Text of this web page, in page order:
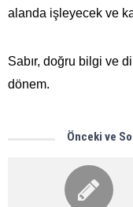
alanda işleyecek ve
Sabır, doğru bilgi ve
dönem.
Önceki ve